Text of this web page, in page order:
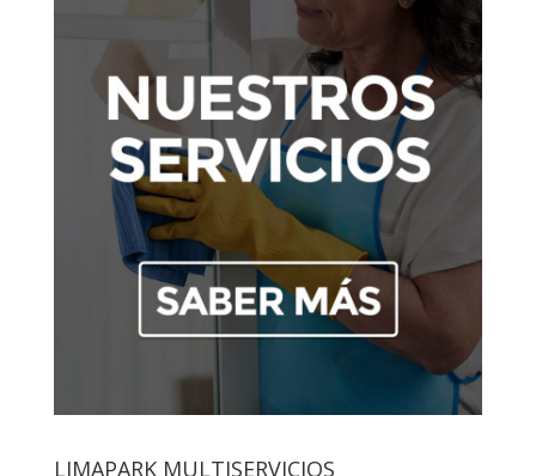
LIMAPARK MULTISERVICIOS